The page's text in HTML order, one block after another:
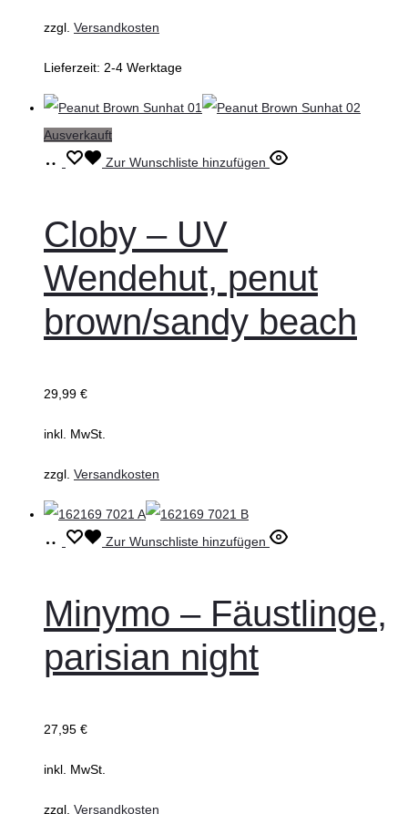
werden
zzgl. Versandkosten
Lieferzeit: 2-4 Werktage
Ausverkauft
Ausführung
Dieses
mehrere
Varianten
auf.
Die
der
werden
Zur Wunschliste hinzufügen
Cloby – UV
Wendehut, penut
brown/sandy beach
29,99 €
inkl. MwSt.
zzgl. Versandkosten
Ausführung
Dieses
mehrere
Varianten
auf.
Optionen
Zur Wunschliste hinzufügen
Minymo – Fäustlinge,
parisian night
27,95 €
inkl. MwSt.
zzgl. Versandkosten